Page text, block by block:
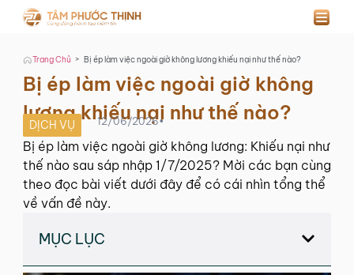
Trang Chủ > Bị ép làm việc ngoài giờ không lương khiếu nại như thế nào?
Bị ép làm việc ngoài giờ không
lương khiếu nại như thế nào?
DỊCH VỤ 12/06/2026•
Bị ép làm việc ngoài giờ không lương: Khiếu nại như
thế nào sau sáp nhập 1/7/2025? Mời các bạn cùng
theo đọc bài viết dưới đây để có cái nhìn tổng thể
về vấn đề này.
MỤC LỤC